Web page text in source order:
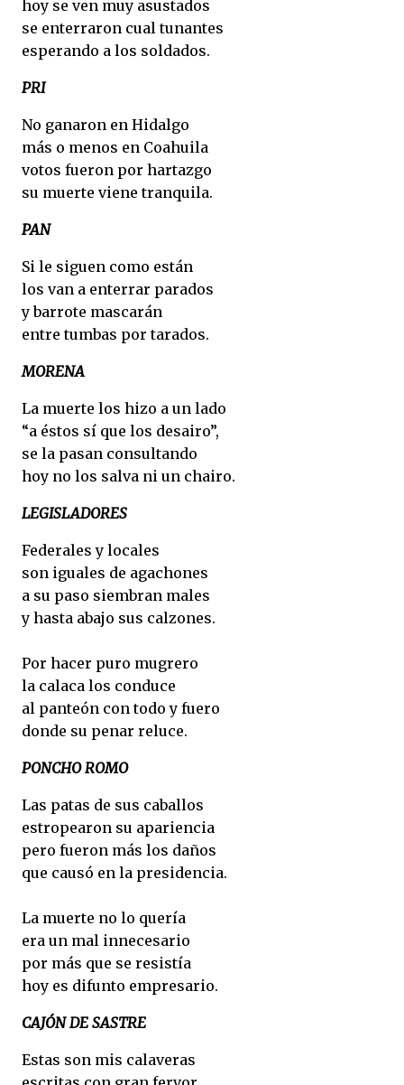
hoy se ven muy asustados
se enterraron cual tunantes
esperando a los soldados.
PRI
No ganaron en Hidalgo
más o menos en Coahuila
votos fueron por hartazgo
su muerte viene tranquila.
PAN
Si le siguen como están
los van a enterrar parados
y barrote mascarán
entre tumbas por tarados.
MORENA
La muerte los hizo a un lado
“a éstos sí que los desairo”,
se la pasan consultando
hoy no los salva ni un chairo.
LEGISLADORES
Federales y locales
son iguales de agachones
a su paso siembran males
y hasta abajo sus calzones.
Por hacer puro mugrero
la calaca los conduce
al panteón con todo y fuero
donde su penar reluce.
PONCHO ROMO
Las patas de sus caballos
estropearon su apariencia
pero fueron más los daños
que causó en la presidencia.
La muerte no lo quería
era un mal innecesario
por más que se resistía
hoy es difunto empresario.
CAJÓN DE SASTRE
Estas son mis calaveras